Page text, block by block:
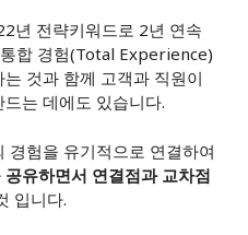
년 전략키워드로 2년 연속
합 경험(Total Experience)
것과 함께 고객과 직원이
는 데에도 있습니다.
경험을 유기적으로 연결하여
유하면서 연결점과 교차점
입니다.